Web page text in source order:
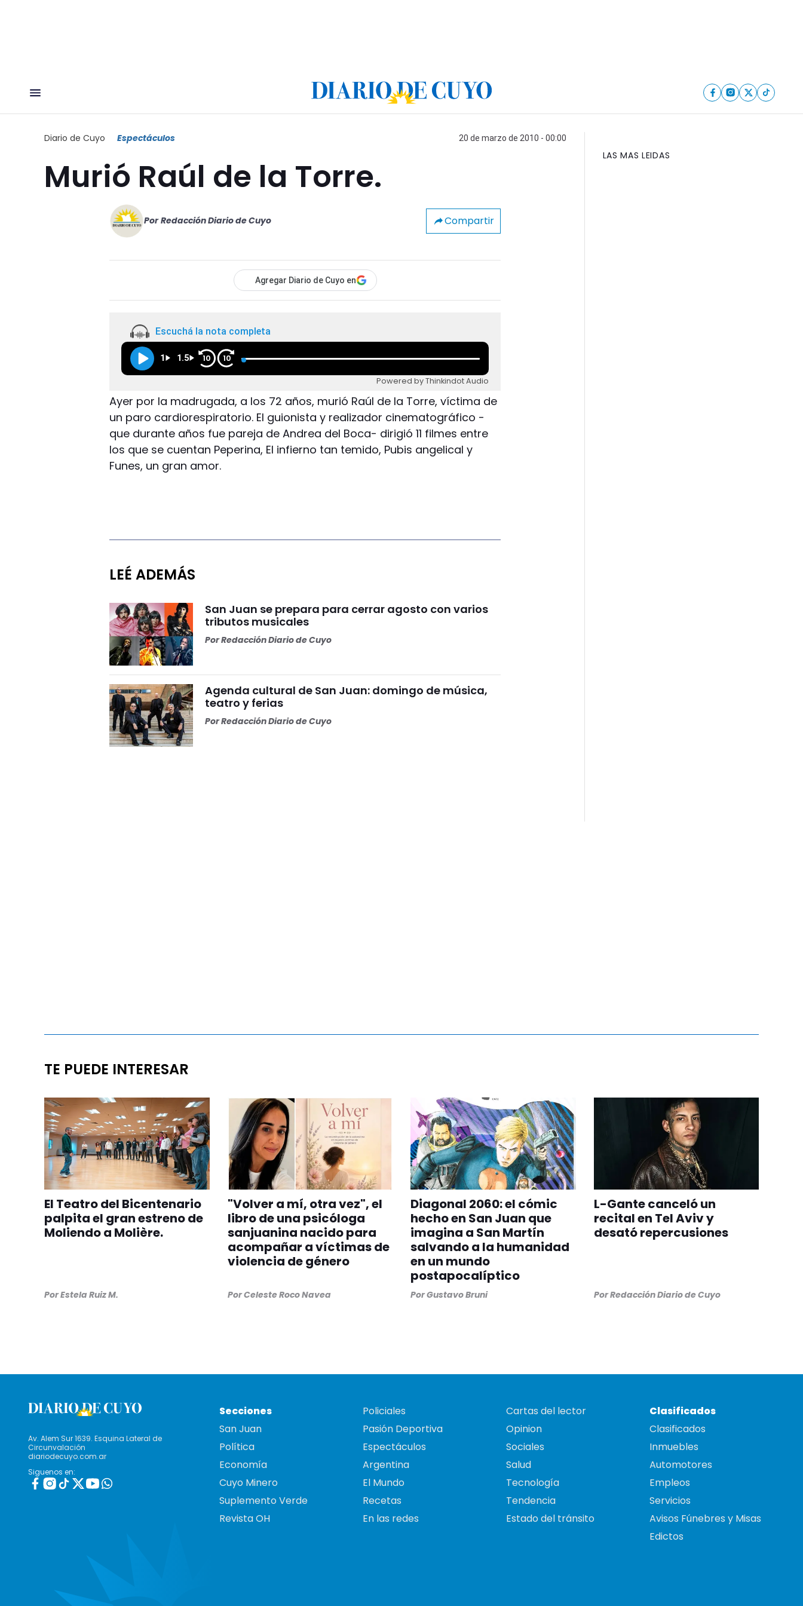
Diario de Cuyo Espectáculos 20 de marzo de 2010 - 00:00
Murió Raúl de la Torre.
Por Redacción Diario de Cuyo Compartir
Agregar Diario de Cuyo en
Escuchá la nota completa
1 1.5 10 10
Powered by Thinkindot Audio
Ayer por la madrugada, a los 72 años, murió Raúl de la Torre, víctima de
un paro cardiorespiratorio. El guionista y realizador cinematográfico -
que durante años fue pareja de Andrea del Boca- dirigió 11 filmes entre
los que se cuentan Peperina, El infierno tan temido, Pubis angelical y
Funes, un gran amor.
LEÉ ADEMÁS
San Juan se prepara para cerrar agosto con varios
tributos musicales
PorRedacción Diario de Cuyo
Agenda cultural de San Juan: domingo de música,
teatro y ferias
PorRedacción Diario de Cuyo
LAS MAS LEIDAS
TE PUEDE INTERESAR
El Teatro del Bicentenario
palpita el gran estreno de
Moliendo a Molière.
PorEstela Ruiz M.
"Volver a mí, otra vez", el
libro de una psicóloga
sanjuanina nacido para
acompañar a víctimas de
violencia de género
PorCeleste Roco Navea
Diagonal 2060: el cómic
hecho en San Juan que
imagina a San Martín
salvando a la humanidad
en un mundo
postapocalíptico
PorGustavo Bruni
L-Gante canceló un
recital en Tel Aviv y
desató repercusiones
PorRedacción Diario de Cuyo
Av. Alem Sur 1639. Esquina Lateral de
Circunvalación
diariodecuyo.com.ar
Siguenos en:
Secciones
San Juan
Política
Economía
Cuyo Minero
Suplemento Verde
Revista OH
Policiales
Pasión Deportiva
Espectáculos
Argentina
El Mundo
Recetas
En las redes
Cartas del lector
Opinion
Sociales
Salud
Tecnología
Tendencia
Estado del tránsito
Clasificados
Clasificados
Inmuebles
Automotores
Empleos
Servicios
Avisos Fúnebres y Misas
Edictos